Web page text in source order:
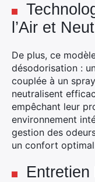
l’Air et
De plus, ce
désodorisation :
couplée à un
neutralisent
empêchant leur
environnement
gestion des
un confort